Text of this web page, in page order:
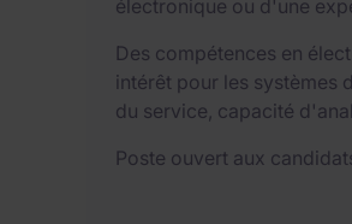
électronique ou d'une
Des compétences en
intérêt pour les systèmes
du service, capacité
Poste ouvert aux